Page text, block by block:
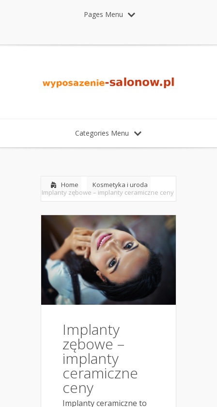
Pages Menu
Categories Menu
Home
Kosmetyka i uroda
Implanty zębowe – implanty ceramiczne ceny
Implanty
zębowe –
implanty
ceramiczne
ceny
Implanty ceramiczne to